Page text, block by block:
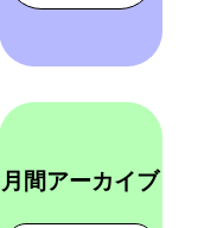
月間アーカイブ